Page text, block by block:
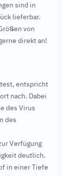
sind in
lieferbar.
von
direkt an!
entspricht
nach. Dabei
des Virus
des
Verfügung
deutlich.
in einer Tiefe